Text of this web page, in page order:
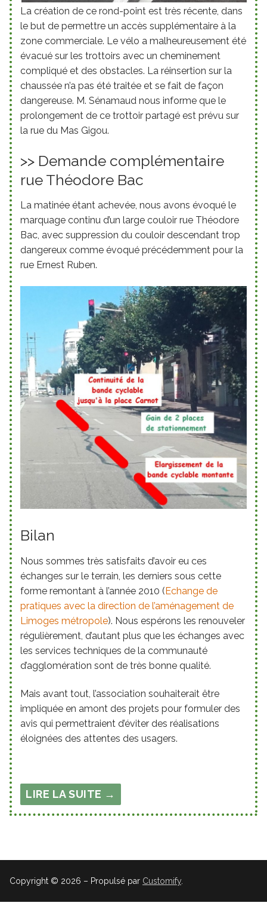
La création de ce rond-point est très récente, dans
le but de permettre un accès supplémentaire à la
zone commerciale. Le vélo a malheureusement été
évacué sur les trottoirs avec un cheminement
compliqué et des obstacles. La réinsertion sur la
chaussée n’a pas été traitée et se fait de façon
dangereuse. M. Sénamaud nous informe que le
prolongement de ce trottoir partagé est prévu sur
la rue du Mas Gigou.
>> Demande complémentaire
rue Théodore Bac
La matinée étant achevée, nous avons évoqué le
marquage continu d’un large couloir rue Théodore
Bac, avec suppression du couloir descendant trop
dangereux comme évoqué précédemment pour la
rue Ernest Ruben.
Bilan
Nous sommes très satisfaits d’avoir eu ces
échanges sur le terrain, les derniers sous cette
forme remontant à l’année 2010 (Echange de
pratiques avec la direction de l’aménagement de
Limoges métropole). Nous espérons les renouveler
régulièrement, d’autant plus que les échanges avec
les services techniques de la communauté
d’agglomération sont de très bonne qualité.
Mais avant tout, l’association souhaiterait être
impliquée en amont des projets pour formuler des
avis qui permettraient d’éviter des réalisations
éloignées des attentes des usagers.
LIRE LA SUITE →
Copyright © 2026 – Propulsé par Customify